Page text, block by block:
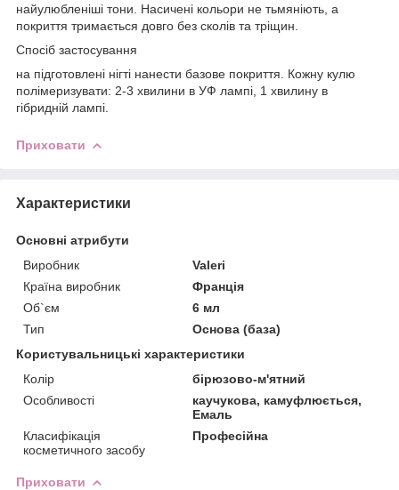
найулюбленіші тони. Насичені кольори не тьмяніють, а
покриття тримається довго без сколів та тріщин.
Спосіб застосування
на підготовлені нігті нанести базове покриття. Кожну кулю
полімеризувати: 2-3 хвилини в УФ лампі, 1 хвилину в
гібридній лампі.
Приховати
Характеристики
Основні атрибути
Виробник
Valeri
Країна виробник
Франція
Об`єм
6 мл
Тип
Основа (база)
Користувальницькі характеристики
Колір
бірюзово-м'ятний
Особливості
каучукова, камуфлюється,
Емаль
Класифікація
косметичного засобу
Професійна
Приховати